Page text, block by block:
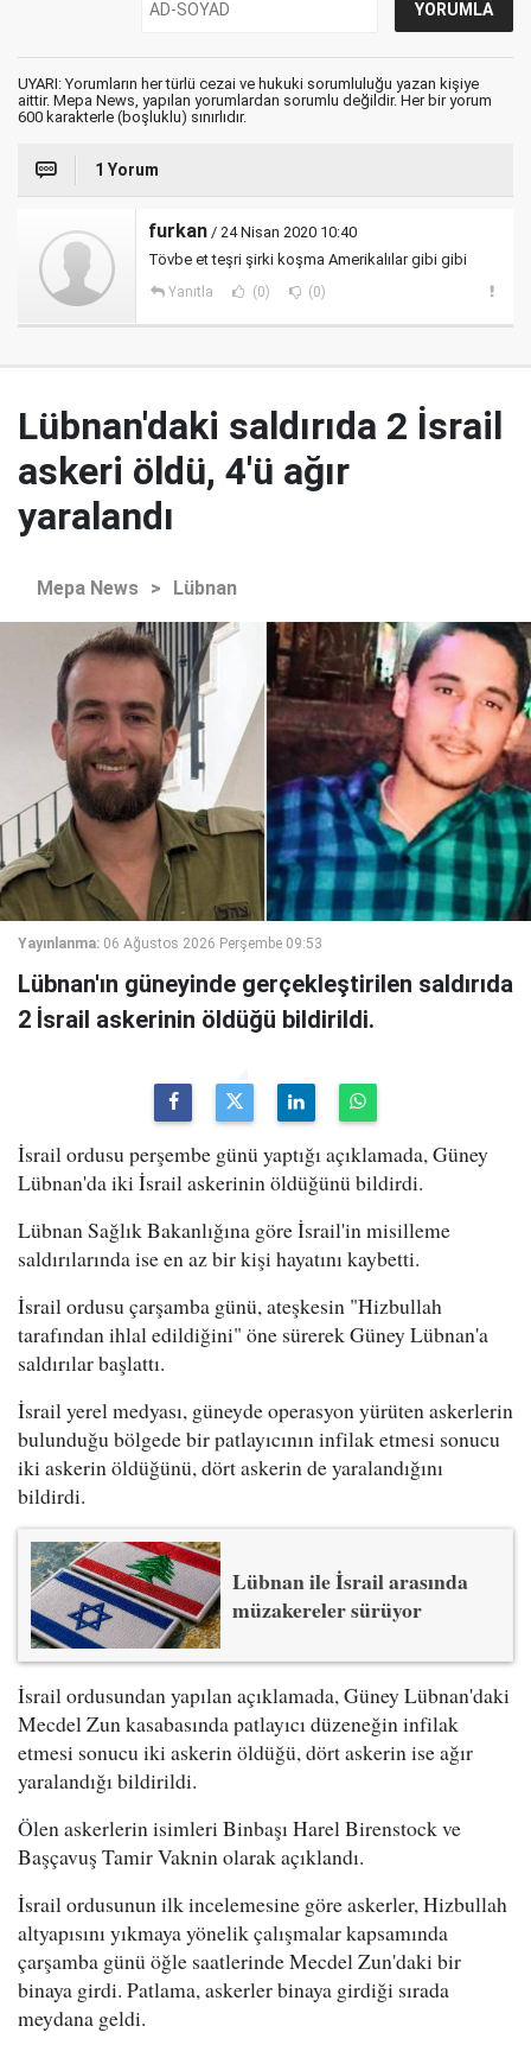
UYARI: Yorumların her türlü cezai ve hukuki sorumluluğu yazan kişiye
aittir. Mepa News, yapılan yorumlardan sorumlu değildir. Her bir yorum
600 karakterle (boşluklu) sınırlıdır.
1 Yorum
furkan / 24 Nisan 2020 10:40
Tövbe et teşri şirki koşma Amerikalılar gibi gibi
Yanıtla (0) (0)
Lübnan'daki saldırıda 2 İsrail
askeri öldü, 4'ü ağır
yaralandı
Mepa News > Lübnan
Yayınlanma: 06 Ağustos 2026 Perşembe 09:53
Lübnan'ın güneyinde gerçekleştirilen saldırıda
2 İsrail askerinin öldüğü bildirildi.
İsrail ordusu perşembe günü yaptığı açıklamada, Güney
Lübnan'da iki İsrail askerinin öldüğünü bildirdi.
Lübnan Sağlık Bakanlığına göre İsrail'in misilleme
saldırılarında ise en az bir kişi hayatını kaybetti.
İsrail ordusu çarşamba günü, ateşkesin "Hizbullah
tarafından ihlal edildiğini" öne sürerek Güney Lübnan'a
saldırılar başlattı.
İsrail yerel medyası, güneyde operasyon yürüten askerlerin
bulunduğu bölgede bir patlayıcının infilak etmesi sonucu
iki askerin öldüğünü, dört askerin de yaralandığını
bildirdi.
Lübnan ile İsrail arasında
müzakereler sürüyor
İsrail ordusundan yapılan açıklamada, Güney Lübnan'daki
Mecdel Zun kasabasında patlayıcı düzeneğin infilak
etmesi sonucu iki askerin öldüğü, dört askerin ise ağır
yaralandığı bildirildi.
Ölen askerlerin isimleri Binbaşı Harel Birenstock ve
Başçavuş Tamir Vaknin olarak açıklandı.
İsrail ordusunun ilk incelemesine göre askerler, Hizbullah
altyapısını yıkmaya yönelik çalışmalar kapsamında
çarşamba günü öğle saatlerinde Mecdel Zun'daki bir
binaya girdi. Patlama, askerler binaya girdiği sırada
meydana geldi.